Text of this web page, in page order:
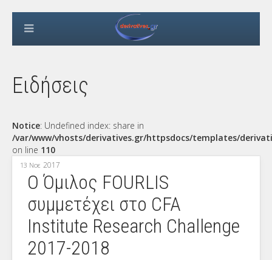
Ειδήσεις
Notice: Undefined index: share in
/var/www/vhosts/derivatives.gr/httpsdocs/templates/
on line 110
13 Νοε 2017
Ο Όμιλος FOURLIS
συμμετέχει στο CFA
Institute Research Challenge
2017-2018